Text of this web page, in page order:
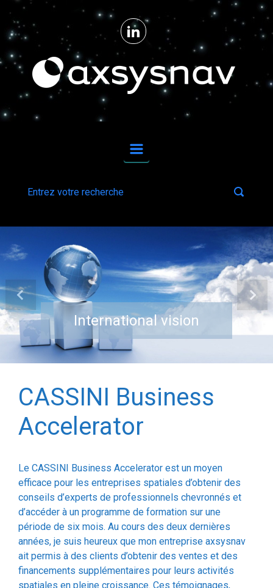
Skip to main content
From ideas to reality for upstream space technologies and downstream applications.
Previous Next
CASSINI Business
Accelerator
Le CASSINI Business Accelerator est un moyen
conseils d’experts de professionnels chevronnés et
d’accéder à un programme de formation sur une
période de six mois. Au cours des deux dernières
années, je suis heureux que mon entreprise axsysnav
ait permis à des clients d’obtenir des ventes et des
financements supplémentaires pour leurs activités
spatiales en pleine croissance. Ces témoignages,
fournis à la CE, proviennent de deux entreprises du
troisième batch que j’ai mentorés.